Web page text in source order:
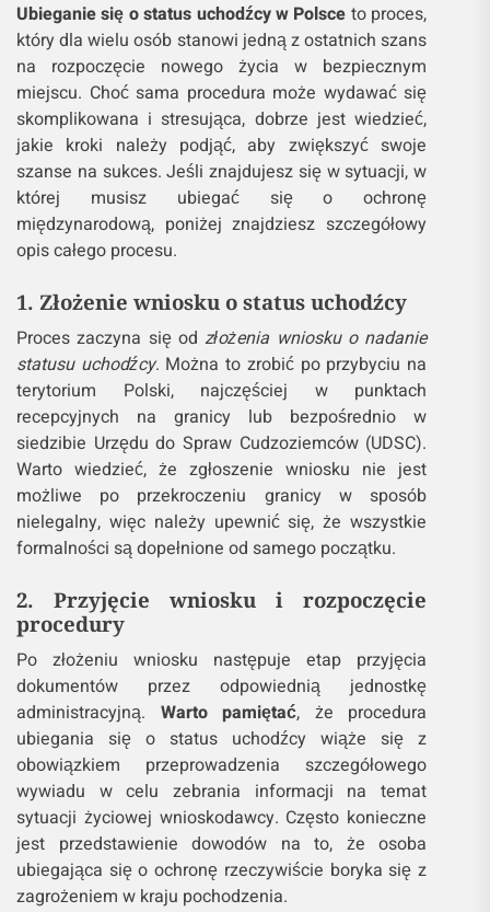
Ubieganie się o status uchodźcy w Polsce to proces,
który dla wielu osób stanowi jedną z ostatnich szans
na rozpoczęcie nowego życia w bezpiecznym
miejscu. Choć sama procedura może wydawać się
skomplikowana i stresująca, dobrze jest wiedzieć,
jakie kroki należy podjąć, aby zwiększyć swoje
szanse na sukces. Jeśli znajdujesz się w sytuacji, w
której musisz ubiegać się o ochronę
międzynarodową, poniżej znajdziesz szczegółowy
opis całego procesu.
1. Złożenie wniosku o status uchodźcy
Proces zaczyna się odzłożenia wniosku o nadanie
statusu uchodźcy. Można to zrobić po przybyciu na
terytorium Polski, najczęściej w punktach
recepcyjnych na granicy lub bezpośrednio w
siedzibie Urzędu do Spraw Cudzoziemców (UDSC).
Warto wiedzieć, że zgłoszenie wniosku nie jest
możliwe po przekroczeniu granicy w sposób
nielegalny, więc należy upewnić się, że wszystkie
formalności są dopełnione od samego początku.
2. Przyjęcie wniosku i rozpoczęcie
procedury
Po złożeniu wniosku następuje etap przyjęcia
dokumentów przez odpowiednią jednostkę
administracyjną. Warto pamiętać, że procedura
ubiegania się o status uchodźcy wiąże się z
obowiązkiem przeprowadzenia szczegółowego
wywiadu w celu zebrania informacji na temat
sytuacji życiowej wnioskodawcy. Często konieczne
jest przedstawienie dowodów na to, że osoba
ubiegająca się o ochronę rzeczywiście boryka się z
zagrożeniem w kraju pochodzenia.